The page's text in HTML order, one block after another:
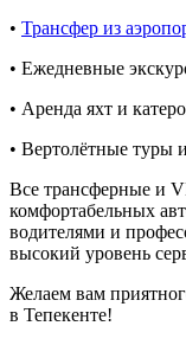
• Трансфер из
• Ежедневные
• Аренда яхт и
• Вертолётные туры
Все трансферные и
комфортабельных
водителями и
высокий уровень
Желаем вам
в Тепекенте!